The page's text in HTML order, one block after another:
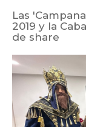
Las
2019 y la
de share